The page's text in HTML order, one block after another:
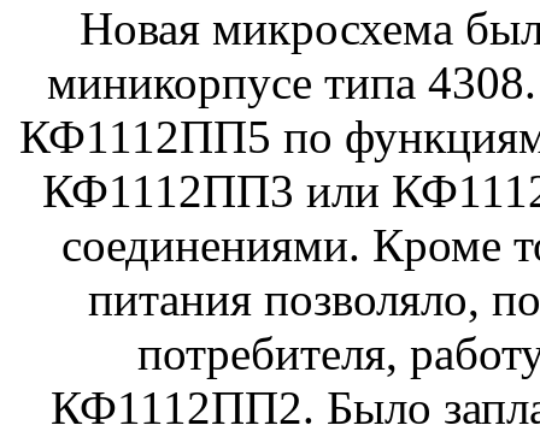
Новая микросхема
миникорпусе типа
КФ1112ПП5 по
КФ1112ПП3 или
соединениями. Кроме
питания позволяло,
потребителя,
КФ1112ПП2. Было